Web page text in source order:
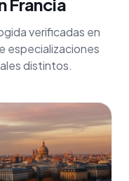
Francia
verificadas en
especializaciones
distintos.